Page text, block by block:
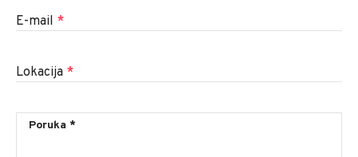
E-mail *
Lokacija *